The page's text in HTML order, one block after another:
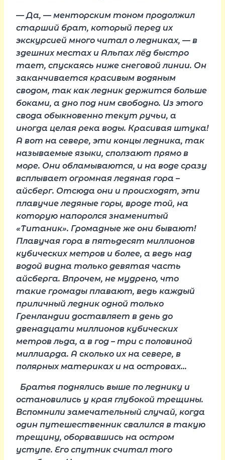
— Да, — менторским тоном продолжил
старший брат, который перед их
экскурсией много читал о ледниках, — в
здешних местах и Альпах лёд быстро
тает, спускаясь ниже снеговой линии. Он
заканчивается красивым водяным
сводом, так как ледник держится больше
боками, а дно под ним свободно. Из этого
свода обыкновенно текут ручьи, а
иногда целая река воды. Красивая штука!
А вот на севере, эти концы ледника, так
называемые языки, сползают прямо в
море. Они обламываются, и на воде сразу
всплывает огромная ледяная гора –
айсберг. Отсюда они и происходят, эти
плавучие ледяные горы, вроде той, на
которую напоролся знаменитый
«Титаник». Громадные же они бывают!
Плавучая гора в пятьдесят миллионов
кубических метров и более, а ведь над
водой видна только девятая часть
айсберга. Впрочем, не мудрено, что
такие громады плавают, ведь каждый
приличный ледник одной только
Гренландии доставляет в день до
двенадцати миллионов кубических
метров льда, а в год – три с половиной
миллиарда. А сколько их на севере, в
полярных материках и на островах…
Братья поднялись выше по леднику и
остановились у края глубокой трещины.
Вспомнили замечательный случай, когда
один путешественник свалился в такую
трещину, оборвавшись на остром
уступе. Его спутник считал того